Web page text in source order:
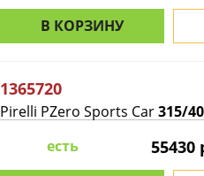
В КОРЗИНУ
1365720
Pirelli PZero Sports Car315/
есть
55430